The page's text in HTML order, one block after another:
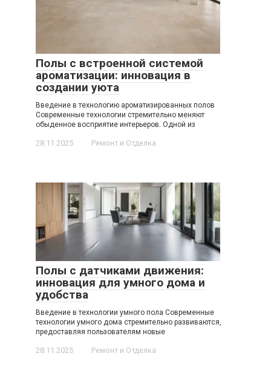
Полы с встроенной системой
ароматизации: инновация в
создании уюта
Введение в технологию ароматизированных полов
Современные технологии стремительно меняют
обыденное восприятие интерьеров. Одной из
28.11.2025 Ремонт и Отделка
Полы с датчиками движения:
инновация для умного дома и
удобства
Введение в технологии умного пола Современные
технологии умного дома стремительно развиваются,
предоставляя пользователям новые
28.11.2025 Ремонт и Отделка